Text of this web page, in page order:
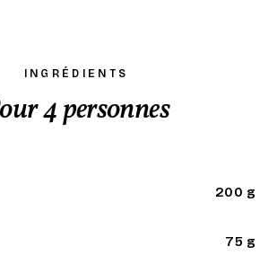
INGRÉDIENTS
4 personnes
200 g
75 g